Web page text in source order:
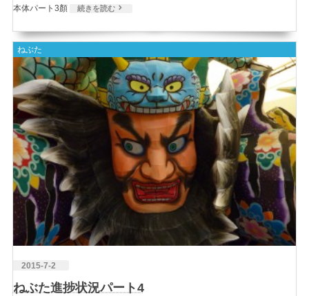
本体パート3顏 続きを読む
ねぶた
2015-7-2
ねぶた進捗状況パート4